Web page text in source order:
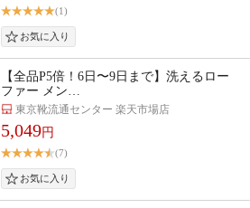
(1)
【全品P5倍！6日〜9日まで】洗えるロー
ファー メン…
東京靴流通センター 楽天市場店
5,049円
(7)